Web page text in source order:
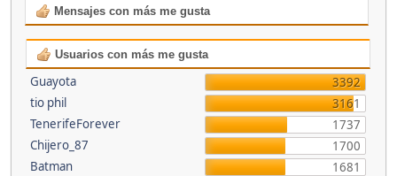
Mensajes con más me gusta
Usuarios con más me gusta
Guayota
3392
tio phil
3161
TenerifeForever
1737
Chijero_87
1700
Batman
1681